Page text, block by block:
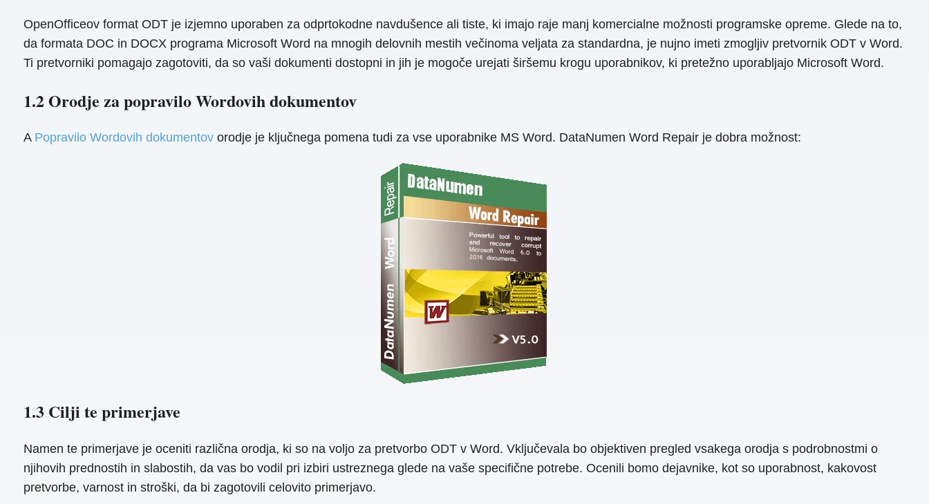
OpenOfficeov format ODT je ​​izjemno uporaben za odprtokodne navdušence ali tiste, ki imajo raje manj komercialne možnosti programske opreme. Glede na to,
da formata DOC in DOCX programa Microsoft Word na mnogih delovnih mestih večinoma veljata za standardna, je nujno imeti zmogljiv pretvornik ODT v Word.
Ti pretvorniki pomagajo zagotoviti, da so vaši dokumenti dostopni in jih je mogoče urejati širšemu krogu uporabnikov, ki pretežno uporabljajo Microsoft Word.
1.2 Orodje za popravilo Wordovih dokumentov
A Popravilo Wordovih dokumentovorodje je ključnega pomena tudi za vse uporabnike MS Word. DataNumen Word Repair je dobra možnost:
1.3 Cilji te primerjave
Namen te primerjave je oceniti različna orodja, ki so na voljo za pretvorbo ODT v Word. Vključevala bo objektiven pregled vsakega orodja s podrobnostmi o
njihovih prednostih in slabostih, da vas bo vodil pri izbiri ustreznega glede na vaše specifične potrebe. Ocenili bomo dejavnike, kot so uporabnost, kakovost
pretvorbe, varnost in stroški, da bi zagotovili celovito primerjavo.